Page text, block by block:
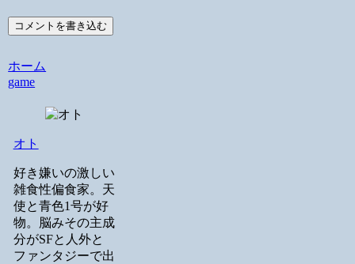
コメントを書き込む
ホーム
game
オト
好き嫌いの激しい
雑食性偏食家。天
使と青色1号が好
物。脳みその主成
分がSFと人外と
ファンタジーで出